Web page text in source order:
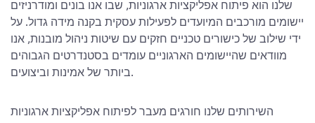
שלנו הוא פיתוח אפליקציות ארגוניות, שבו אנו בונים ומודרניזים
יישומים מורכבים המיועדים לפעילות עסקית בקנה מידה גדול. על
ידי שילוב של כישורים טכניים חזקים עם שיטות ניהול מובנות, אנו
מוודאים שהיישומים הארגוניים עומדים בסטנדרטים הגבוהים
ביותר של אמינות וביצועים.
השירותים שלנו חורגים מעבר לפיתוח אפליקציות ארגוניות